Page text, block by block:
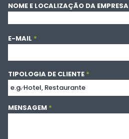
NOME E LOCALIZAÇÃO DA EMPRESA
E-MAIL
TIPOLOGIA DE CLIENTE
MENSAGEM